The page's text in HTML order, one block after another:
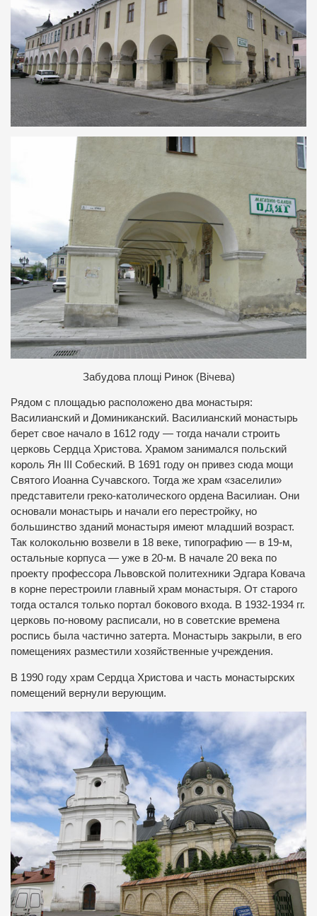
Забудова площі Ринок (Вічева)
Рядом с площадью расположено два монастыря:
Василианский и Доминиканский. Василианский монастырь
берет свое начало в 1612 году — тогда начали строить
церковь Сердца Христова. Храмом занимался польский
король Ян III Собеский. В 1691 году он привез сюда мощи
Святого Иоанна Сучавского. Тогда же храм «заселили»
представители греко-католического ордена Василиан. Они
основали монастырь и начали его перестройку, но
большинство зданий монастыря имеют младший возраст.
Так колокольню возвели в 18 веке, типографию — в 19-м,
остальные корпуса — уже в 20-м. В начале 20 века по
проекту профессора Львовской политехники Эдгара Ковача
в корне перестроили главный храм монастыря. От старого
тогда остался только портал бокового входа. В 1932-1934 гг.
церковь по-новому расписали, но в советские времена
роспись была частично затерта. Монастырь закрыли, в его
помещениях разместили хозяйственные учреждения.
В 1990 году храм Сердца Христова и часть монастырских
помещений вернули верующим.